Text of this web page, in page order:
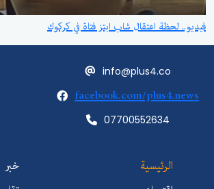
فيديو.. لحظة اعتقال شاب ابتز فتاة في كركوك
info@plus4.co
facebook.com/plus4.news
07700552634
الرئيسية
خبر